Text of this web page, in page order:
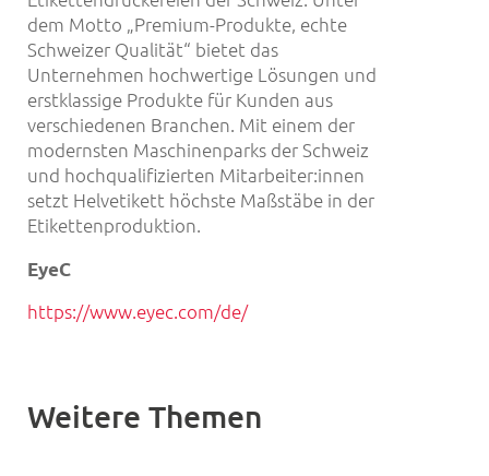
dem Motto „Premium-Produkte, echte
Schweizer Qualität“ bietet das
Unternehmen hochwertige Lösungen und
erstklassige Produkte für Kunden aus
verschiedenen Branchen. Mit einem der
modernsten Maschinenparks der Schweiz
und hochqualifizierten Mitarbeiter:innen
setzt Helvetikett höchste Maßstäbe in der
Etikettenproduktion.
EyeC
https://www.eyec.com/de/
Weitere Themen